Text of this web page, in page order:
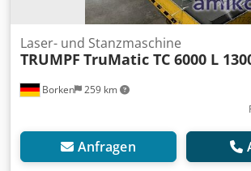
Borken 259 km
Laser- und Stanzmaschine
TRUMPF TruMatic TC 6000 L
Anfragen